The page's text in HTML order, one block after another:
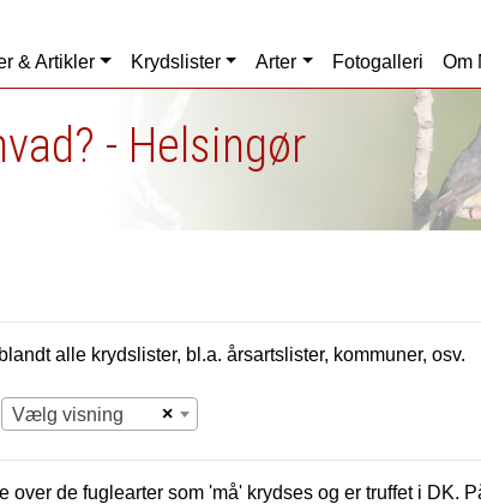
& Artikler Krydslister Arter Fotogalleri Om
- Helsingør
alle krydslister, bl.a. årsartslister, kommuner, osv.
×
Vælg visning
over de fuglearter som 'må' krydses og er truffet i DK.